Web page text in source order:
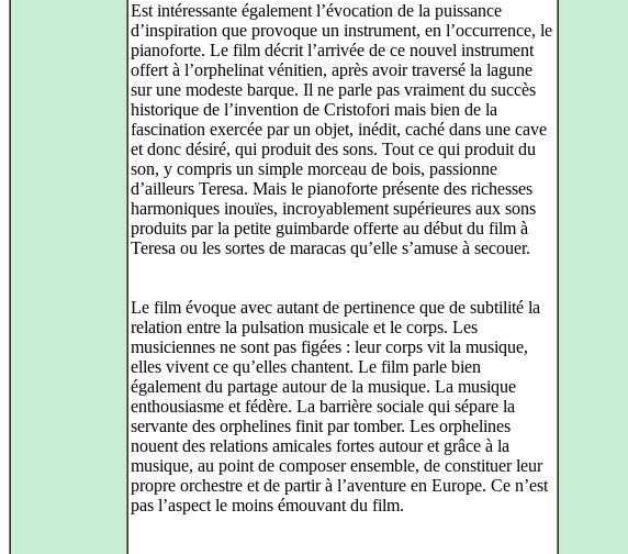
Est intéressante également l’évocation de la puissance
d’inspiration que provoque un instrument, en l’occurrence, le
pianoforte. Le film décrit l’arrivée de ce nouvel instrument
offert à l’orphelinat vénitien, après avoir traversé la lagune
sur une modeste barque. Il ne parle pas vraiment du succès
historique de l’invention de Cristofori mais bien de la
fascination exercée par un objet, inédit, caché dans une cave
et donc désiré, qui produit des sons. Tout ce qui produit du
son, y compris un simple morceau de bois, passionne
d’ailleurs Teresa. Mais le pianoforte présente des richesses
harmoniques inouïes, incroyablement supérieures aux sons
produits par la petite guimbarde offerte au début du film à
Teresa ou les sortes de maracas qu’elle s’amuse à secouer.
Le film évoque avec autant de pertinence que de subtilité la
relation entre la pulsation musicale et le corps. Les
musiciennes ne sont pas figées : leur corps vit la musique,
elles vivent ce qu’elles chantent. Le film parle bien
également du partage autour de la musique. La musique
enthousiasme et fédère. La barrière sociale qui sépare la
servante des orphelines finit par tomber. Les orphelines
nouent des relations amicales fortes autour et grâce à la
musique, au point de composer ensemble, de constituer leur
propre orchestre et de partir à l’aventure en Europe. Ce n’est
pas l’aspect le moins émouvant du film.